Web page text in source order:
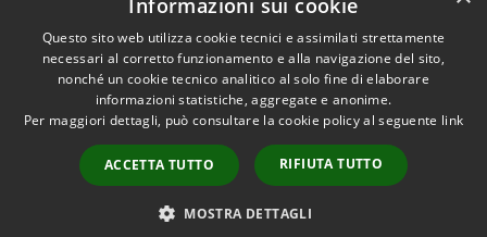
Accessibilità
Privacy
Mappa del sito
Copyright © 2026 • Comune di
Carbognano • Powered by
Municipium•Accesso
redazione
Informazioni sui cookie
Questo sito web utilizza cookie tecnici e assimilati strettamente
necessari al corretto funzionamento e alla navigazione del sito,
nonché un cookie tecnico analitico al solo fine di elaborare
informazioni statistiche, aggregate e anonime.
Per maggiori dettagli, può consultare la cookie policy al seguente link
ACCETTA TUTTO RIFIUTA TUTTO
MOSTRA DETTAGLI